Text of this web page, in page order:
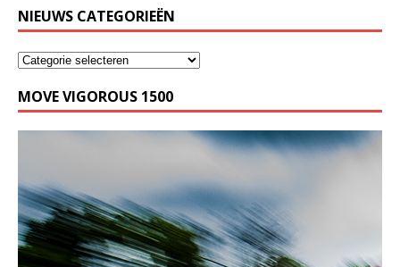
NIEUWS CATEGORIEËN
MOVE VIGOROUS 1500